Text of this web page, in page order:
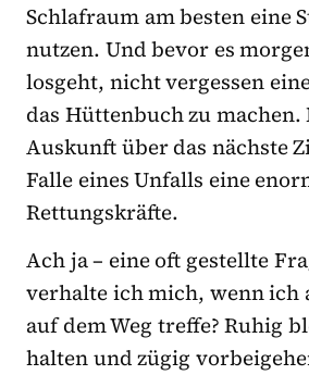
Schlafraum am besten eine
nutzen. Und bevor es
losgeht, nicht vergessen
das Hüttenbuch zu
Auskunft über das nächste
Falle eines Unfalls eine
Rettungskräfte.
Ach ja – eine oft gestellte
verhalte ich mich, wenn ich
auf dem Weg treffe? Ruhig
halten und zügig